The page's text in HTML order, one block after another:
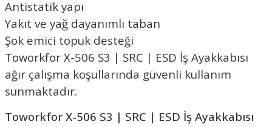
Antistatik yapı
Yakıt ve yağ dayanımlı taban
Şok emici topuk desteği
Toworkfor X-506 S3 | SRC | ESD İş Ayakkabısı
ağır çalışma koşullarında güvenli kullanım
sunmaktadır.
Toworkfor X-506 S3 | SRC | ESD İş Ayakkabısı